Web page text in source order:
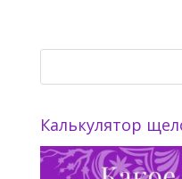
Калькулятор